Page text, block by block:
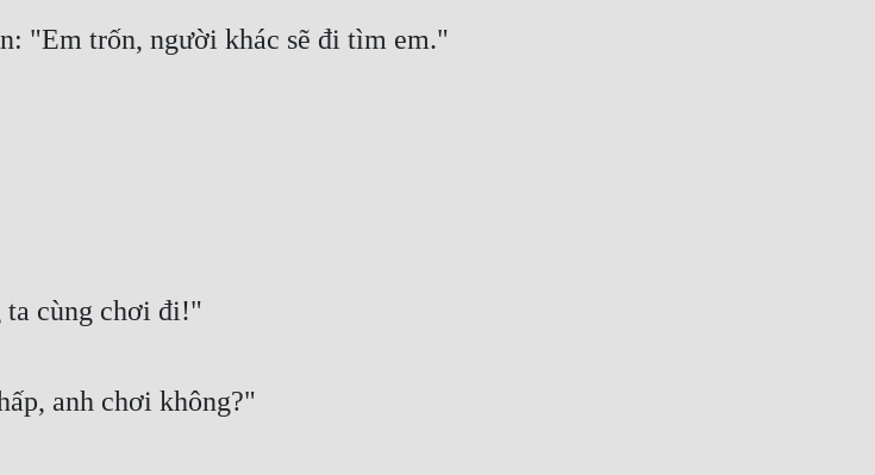
"Em trốn, người khác sẽ đi tìm em."
ta cùng chơi đi!"
anh chơi không?"